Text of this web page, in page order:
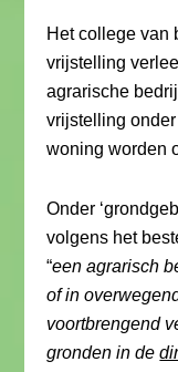
Het college van
vrijstelling
agrarische
vrijstelling
woning worden
Onder
volgens het
“een agrarisch
of in
voortbrengend
gronden in de